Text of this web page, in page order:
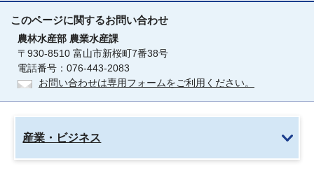
このページに関するお問い合わせ
農林水産部 農業水産課
〒930-8510 富山市新桜町7番38号
電話番号：076-443-2083
お問い合わせは専用フォームをご利用ください。
産業・ビジネス